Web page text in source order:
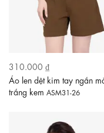
310.000 ₫
Áo len dệt kim tay ngắn
trắng kem ASM31-26